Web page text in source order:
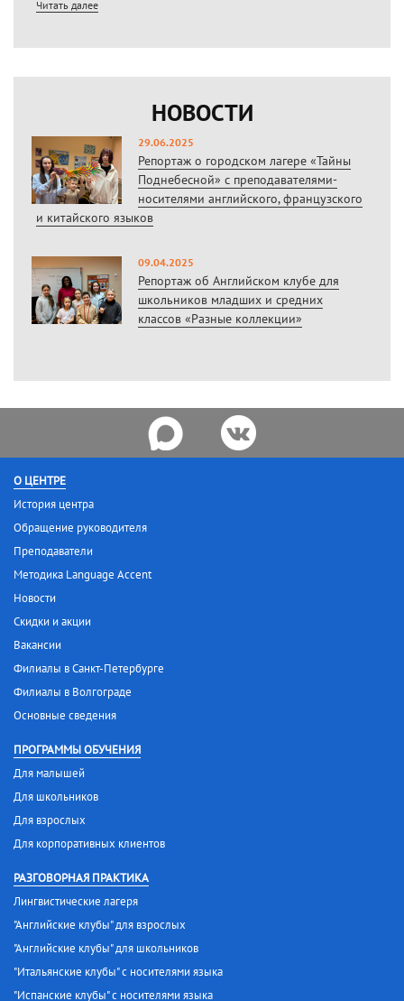
Читать далее
НОВОСТИ
29.06.2025
Репортаж о городском лагере «Тайны
Поднебесной» с преподавателями-
носителями английского, французского
и китайского языков
09.04.2025
Репортаж об Английском клубе для
школьников младших и средних
классов «Разные коллекции»
О ЦЕНТРЕ
История центра
Обращение руководителя
Преподаватели
Методика Language Accent
Новости
Скидки и акции
Вакансии
Филиалы в Санкт-Петербурге
Филиалы в Волгограде
Основные сведения
ПРОГРАММЫ ОБУЧЕНИЯ
Для малышей
Для школьников
Для взрослых
Для корпоративных клиентов
РАЗГОВОРНАЯ ПРАКТИКА
Лингвистические лагеря
"Английские клубы" для взрослых
"Английские клубы" для школьников
"Итальянские клубы" с носителями языка
"Испанские клубы" с носителями языка